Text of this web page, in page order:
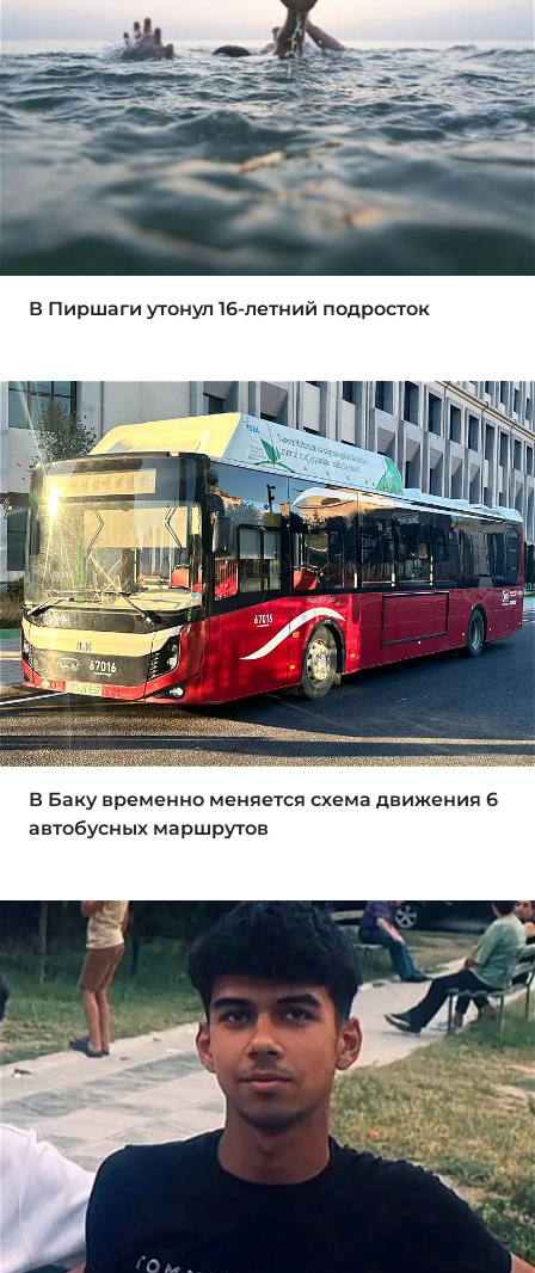
В Пиршаги утонул 16-летний подросток
В Баку временно меняется схема движения 6
автобусных маршрутов